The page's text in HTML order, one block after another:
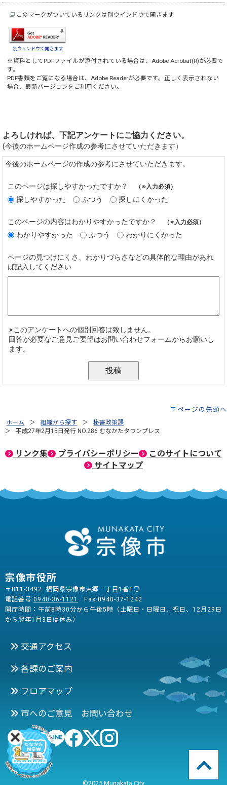
このマークがついているリンクは別ウインドウで開きます
別ウィンドウで開きます
※資料としてPDFファイルが添付されている場合は、Adobe Acrobat(R)が必要で
す。
PDF書類をご覧になる場合は、Adobe Readerが必要です。正しく表示されない
場合、最新バージョンをご利用ください。
ページの先頭へ
ホーム 組織から探す
秘書政策課
平成27年2月15日発行 NO.286 むなかたタウンプレス
リンク集 プライバシーポリシー
このサイトについて
サイトマップ
宗像市役所
〒811-3492 福岡県宗像市東郷一丁目1番1号
電話番号:0940-36-1121
Fax:0940-37-1242
開庁時間：午前8時30分から午後5時（土曜日・日曜日、祝日、12月29日
から翌年1月3日は休み）
交通アクセス
各課のご案内
フロアマップ
市へのご意見 お問い合わせ
©2025 Munakata City